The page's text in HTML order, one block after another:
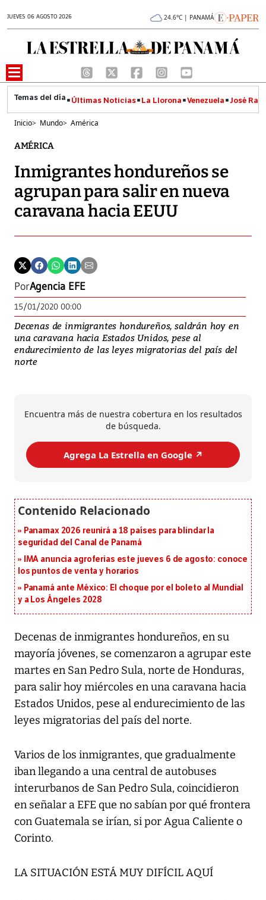
JUEVES 06 AGOSTO 2026 24.6°C | PANAMÁ
Últimas Noticias La Llorona Venezuela José
Inicio> Mundo> América
AMÉRICA
Inmigrantes hondureños se
agrupan para salir en nueva
caravana hacia EEUU
PorAgencia EFE
15/01/2020 00:00
Decenas de inmigrantes hondureños, saldrán hoy en
una caravana hacia Estados Unidos, pese al
endurecimiento de las leyes migratorias del país del
norte
Encuentra más de nuestra cobertura en los resultados
de búsqueda.
Agrega La Estrella en Google ↗️
Panamax 2026 reunirá a 18 países para blindar la
seguridad del Canal de Panamá
IMA anuncia agroferias este jueves 6 de agosto: conoce
los puntos de venta y horarios
Panamá ante México: El choque por el boleto al Mundial
y a Los Ángeles 2028
Decenas de inmigrantes hondureños, en su
mayoría jóvenes, se comenzaron a agrupar este
martes en San Pedro Sula, norte de Honduras,
para salir hoy miércoles en una caravana hacia
Estados Unidos, pese al endurecimiento de las
leyes migratorias del país del norte.
Varios de los inmigrantes, que gradualmente
iban llegando a una central de autobuses
interurbanos de San Pedro Sula, coincidieron
en señalar a EFE que no sabían por qué frontera
con Guatemala se irían, si por Agua Caliente o
Corinto.
LA SITUACIÓN ESTÁ MUY DIFÍCIL AQUÍ